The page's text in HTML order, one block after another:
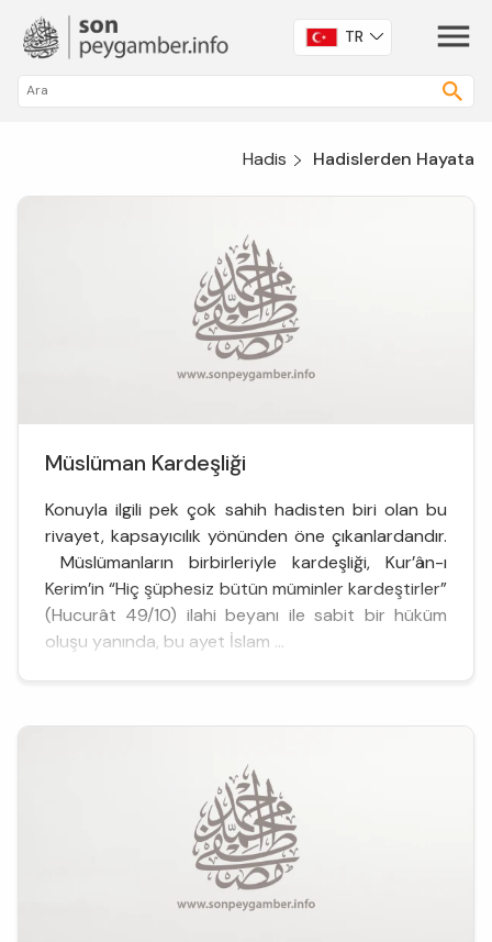
TR
Hadis Hadislerden Hayata
Müslüman Kardeşliği
Konuyla ilgili pek çok sahih hadisten biri olan bu
rivayet, kapsayıcılık yönünden öne çıkanlardandır.
Müslümanların birbirleriyle kardeşliği, Kur’ân-ı
Kerim’in “Hiç şüphesiz bütün müminler kardeştirler”
(Hucurât 49/10) ilahi beyanı ile sabit bir hüküm
oluşu yanında, bu ayet İslam ...